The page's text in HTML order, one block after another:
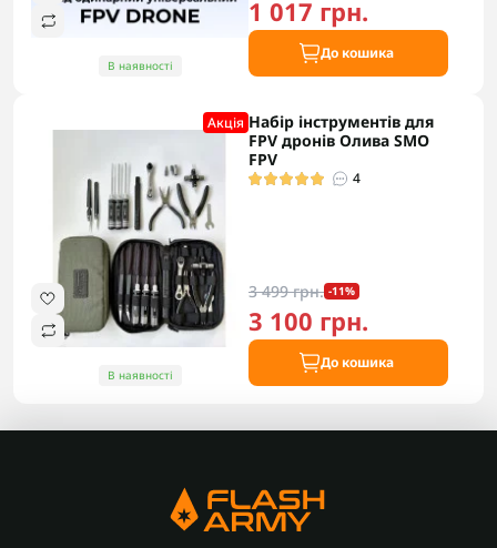
В наявності
1 017 грн.
До кошика
Акцiя
В наявності
Набір інструментів для
FPV дронів Олива SMO
FPV
4
3 499 грн. -11%
3 100 грн.
До кошика